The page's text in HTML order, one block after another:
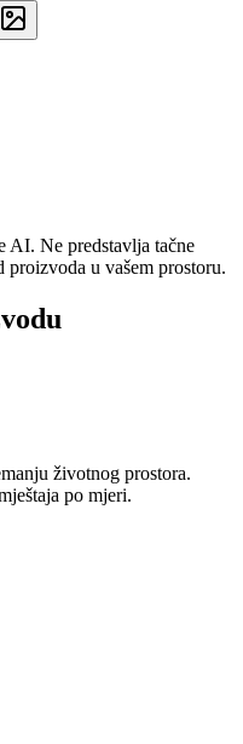
AI. Ne predstavlja tačne
u vašem prostoru.
životnog prostora.
po mjeri.